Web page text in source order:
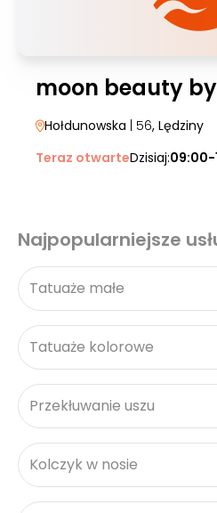
moon beauty
Hołdunowska | 56, Lędziny
Teraz otwarteDzisiaj:09:00-
Najpopularniejsze
Tatuaże małe
Tatuaże kolorowe
Przekłuwanie uszu
Kolczyk w nosie